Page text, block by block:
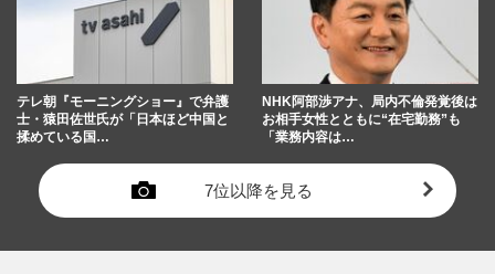
テレ朝『モーニングショー』で弁護
士・猿田佐世氏が「日本ほど中国と
揉めている国…
NHK阿部渉アナ、局内不倫発覚後は
お相手女性とともに“在宅勤務”も
「業務内容は…
7位以降を見る